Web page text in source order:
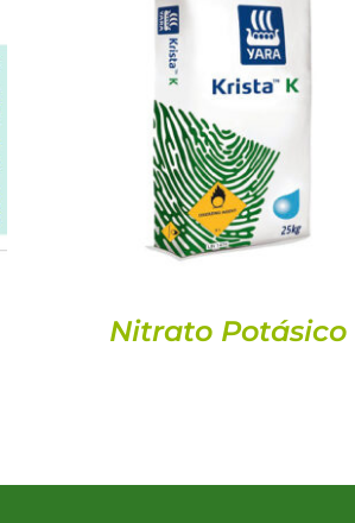
DETALLES
Nitrato Potásico